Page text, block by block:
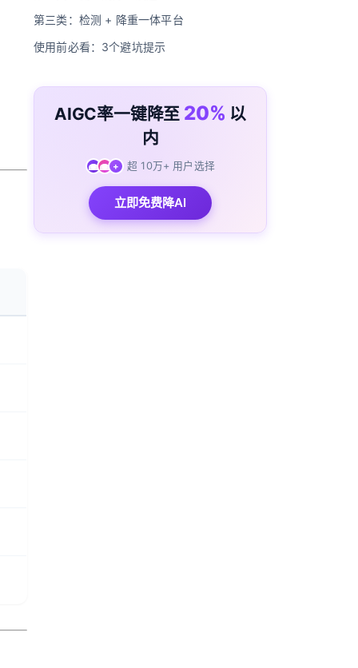
第三类：检测 + 降重一体平台
使用前必看：3个避坑提示
AIGC率一键降至 20% 以
内
+ 超 10万+ 用户选择
立即免费降AI